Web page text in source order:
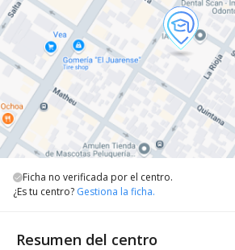
Ficha no verificada por el centro.
¿Es tu centro? Gestiona la ficha.
Resumen del centro